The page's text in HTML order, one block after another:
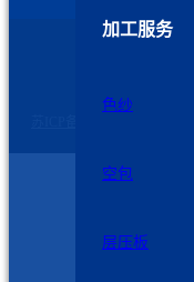
加工服务
色纱
空包
层压板